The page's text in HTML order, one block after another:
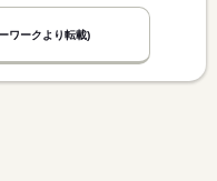
ワークより転載)